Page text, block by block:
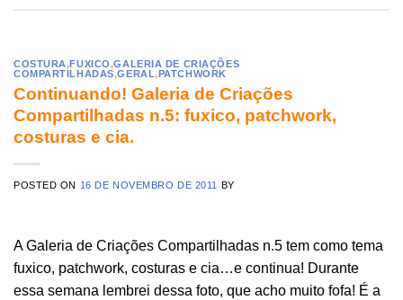
COSTURA,FUXICO,GALERIA DE CRIAÇÕES
COMPARTILHADAS,GERAL,PATCHWORK
Continuando! Galeria de Criações
Compartilhadas n.5: fuxico, patchwork,
costuras e cia.
POSTED ON 16 DE NOVEMBRO DE 2011 BY
A Galeria de Criações Compartilhadas n.5 tem como tema
fuxico, patchwork, costuras e cia…e continua! Durante
essa semana lembrei dessa foto, que acho muito fofa! É a